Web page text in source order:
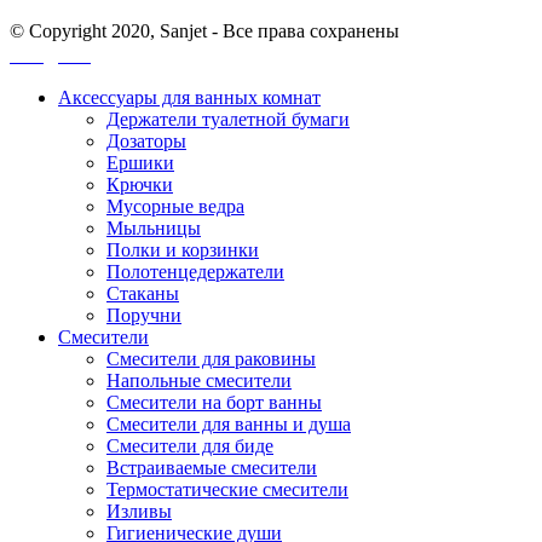
© Copyright 2020, Sanjet - Все права сохранены
Аксессуары для ванных комнат
Держатели туалетной бумаги
Дозаторы
Ершики
Крючки
Мусорные ведра
Мыльницы
Полки и корзинки
Полотенцедержатели
Стаканы
Поручни
Смесители
Смесители для раковины
Напольные смесители
Смесители на борт ванны
Смесители для ванны и душа
Смесители для биде
Встраиваемые смесители
Термостатические смесители
Изливы
Гигиенические души